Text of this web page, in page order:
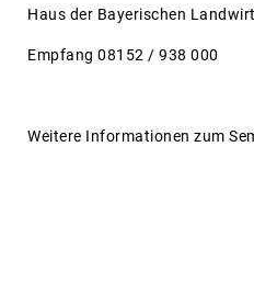
Haus der Bayerischen
Empfang 08152 / 938 000
Weitere Informationen zum